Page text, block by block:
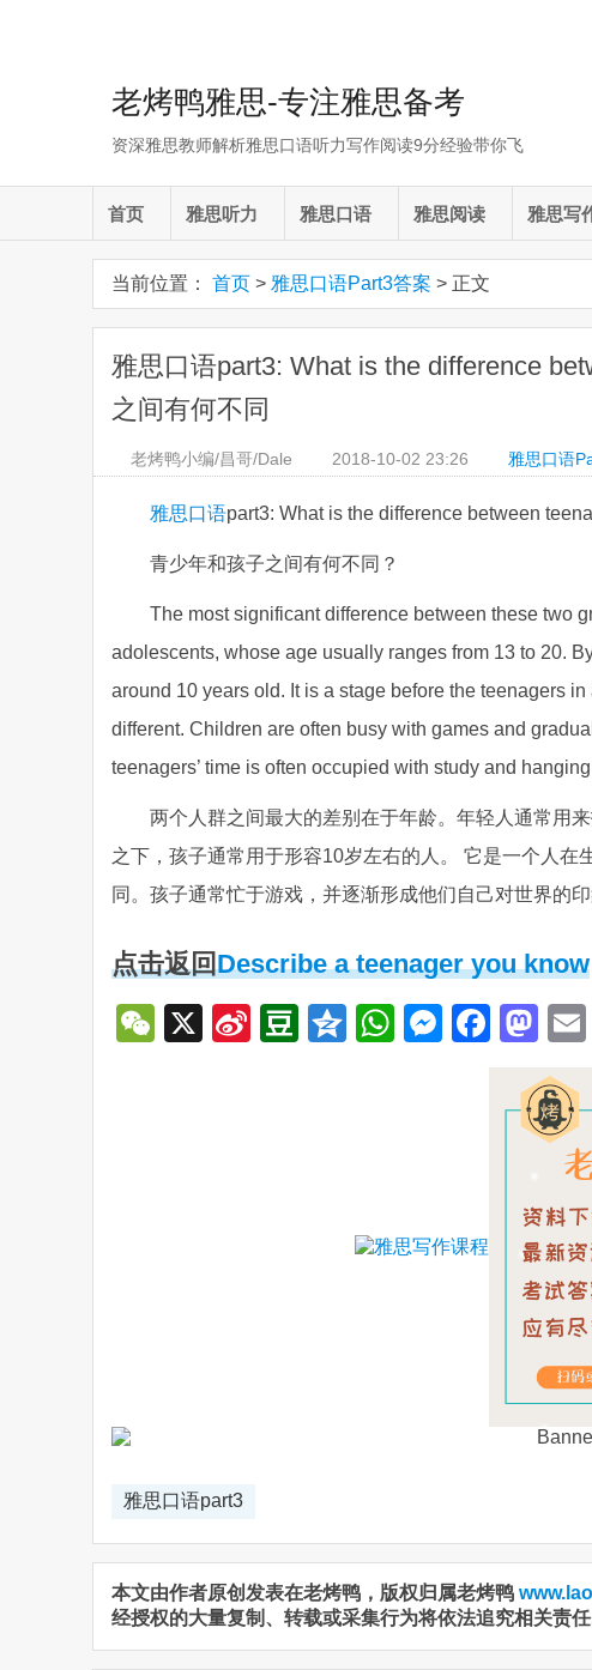
老烤鸭雅思-专注雅思备考
资深雅思教师解析雅思口语听力写作阅读9分经验带你飞
首页 雅思听力 雅思口语 雅思阅读 雅思写
当前位置： 首页 > 雅思口语Part3答案 > 正文
雅思口语part3: What is the difference
之间有何不同
老烤鸭小编/昌哥/Dale 2018-10-02 23:26 雅思口语
雅思口语part3: What is the difference between
青少年和孩子之间有何不同？
The most significant difference between these two
adolescents, whose age usually ranges from 13 to 20.
around 10 years old. It is a stage before the teenagers
different. Children are often busy with games and
teenagers’ time is often occupied with study and
两个人群之间最大的差别在于年龄。年轻人通常用
之下，孩子通常用于形容10岁左右的人。 它是一个人
同。孩子通常忙于游戏，并逐渐形成他们自己对世界的
点击返回Describe a teenager you know
WeChat
X
SinaDouban
QzoneWhatsApp
雅思口语part3
本文由作者原创发表在老烤鸭，版权归属老烤鸭
经授权的大量复制、转载或采集行为将依法追究相关责任